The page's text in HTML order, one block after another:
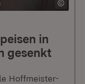
in
gesenkt
Hoffmeister-